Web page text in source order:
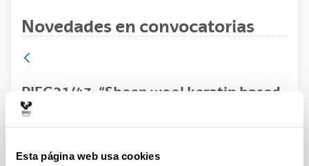
Esta página web usa cookies
Novedades en convocatorias
PIFG21/47: “Sheep wool keratin based
materials”
Predoctoral
Plazo de presentación cerrado: 18/05/2022 - 07/06/2022